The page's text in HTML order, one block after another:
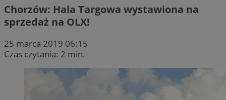
Chorzów: Hala Targowa wystawiona na
sprzedaż na OLX!
25 marca 2019 06:15
Czas czytania: 2 min.